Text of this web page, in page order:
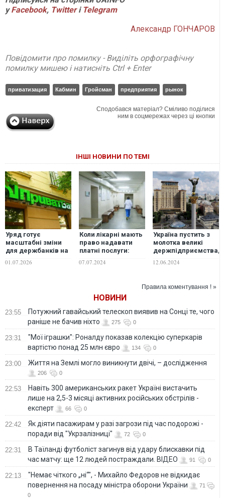
уFacebook, Twitter і Telegram
Александр ГОНЧАРОВ
Повідомити про помилку - Виділіть орфографічну
помилку мишею і натисніть Ctrl + Enter
приватизация Кабмин Гройсман предприятия рынок
Сподобався матеріал? Сміливо поділися
ним в соцмережах через ці кнопки
ІНШІ НОВИНИ ПО ТЕМІ
Уряд готує
масштабні зміни
для держбанків на
01.07.2026
Коли лікарні мають
право надавати
платні послуги:
07.07.2024
Україна пустить з
молотка великі
держпідприємства,
дірки" у бюджеті, –
12.06.2024
Правила коментування ! »
НОВИНИ
23:55
Потужний гавайський телескоп виявив на Сонці те, чого
раніше не бачив ніхто
275 0
23:31
"Мої іграшки": Роналду показав колекцію суперкарів
вартістю понад 25 млн євро
134 0
23:00 Життя на Землі могло виникнути двічі, – дослідження
206 0
22:53
Навіть 300 американських ракет Україні вистачить
лише на 2,5-3 місяці активних російських обстрілів -
експерт
66 0
22:42
Як діяти пасажирам у разі загрози під час подорожі -
поради від "Укрзалізниці"
72 0
22:31
В Таїланді футболіст загинув від удару блискавки під
час матчу: ще 12 людей постраждали. ВІДЕО
91 0
22:13
"Немає чіткого „ні“", - Михайло Федоров не відкидає
повернення на посаду міністра оборони України
71
0